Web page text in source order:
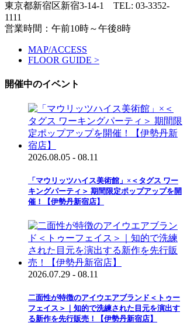
東京都新宿区新宿3-14-1 TEL: 03-3352-
1111
営業時間：午前10時～午後8時
MAP/ACCESS
FLOOR GUIDE >
開催中のイベント
2026.08.05 - 08.11
「マウリッツハイス美術館」×＜タグス ワー
キングパーティ＞ 期間限定ポップアップを開
催！【伊勢丹新宿店】
2026.07.29 - 08.11
二面性が特徴のアイウエアブランド＜トゥー
フェイス＞｜知的で洗練された目元を演出す
る新作を先行販売！【伊勢丹新宿店】